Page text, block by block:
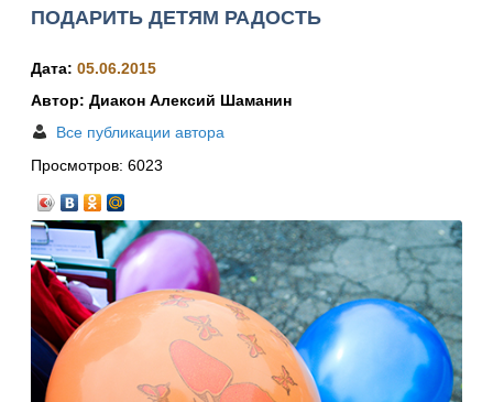
ПОДАРИТЬ ДЕТЯМ РАДОСТЬ
Дата: 05.06.2015
Автор: Диакон Алексий Шаманин
Все публикации автора
Просмотров: 6023